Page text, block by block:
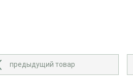
предыдущий товар